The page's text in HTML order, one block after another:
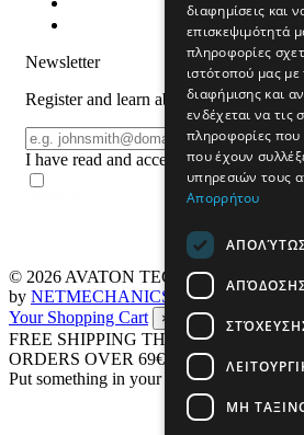
Newsletter
Register and learn about products and
Email
I have read and accept theterms of use
© 2026 AVATON TECH All rights
by NETMECHANICS
Your Shopping Cart
×
FREE SHIPPING THROUGHOUT
ORDERS OVER 69€
Put something in your cart
διαφημίσεις και
επισκεψιμότητά
πληροφορίες
ιστότοπού μας
διαφήμισης και
ενδέχεται να τις
πληροφορίες που
που έχουν
υπηρεσιών τους
Απορρήτου
ΜΗ